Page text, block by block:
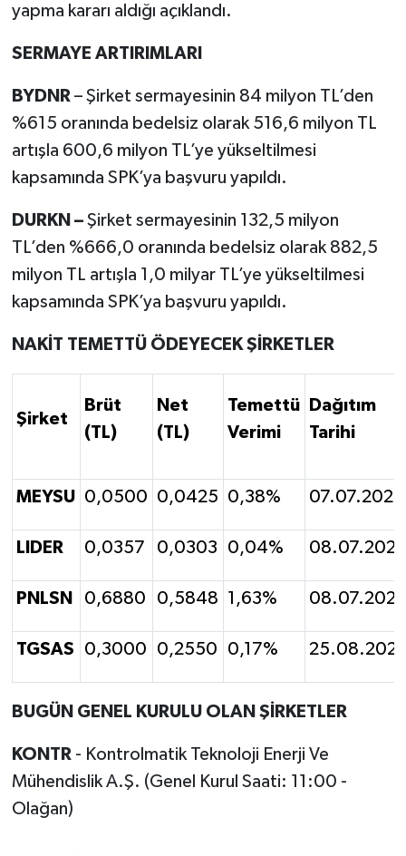
yapma kararı aldığı açıklandı.
SERMAYE ARTIRIMLARI
BYDNR – Şirket sermayesinin 84 milyon TL’den
%615 oranında bedelsiz olarak 516,6 milyon TL
artışla 600,6 milyon TL’ye yükseltilmesi
kapsamında SPK’ya başvuru yapıldı.
DURKN – Şirket sermayesinin 132,5 milyon
TL’den %666,0 oranında bedelsiz olarak 882,5
milyon TL artışla 1,0 milyar TL’ye yükseltilmesi
kapsamında SPK’ya başvuru yapıldı.
NAKİT TEMETTÜ ÖDEYECEK ŞİRKETLER
Şirket
Brüt
(TL)
Net
(TL)
Temettü
Verimi
Dağıtım
Tarihi
MEYSU 0,0500 0,0425 0,38% 07.07.2026
LIDER 0,0357 0,0303 0,04% 08.07.2026
PNLSN 0,6880 0,5848 1,63% 08.07.2026
TGSAS 0,3000 0,2550 0,17%
BUGÜN GENEL KURULU OLAN ŞİRKETLER
KONTR - Kontrolmatik Teknoloji Enerji Ve
Mühendislik A.Ş. (Genel Kurul Saati: 11:00 -
Olağan)